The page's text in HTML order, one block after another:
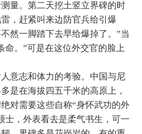
量。第二天挖土竖立界碑的时
，赶紧叫来边防官兵给引爆
然一脚踏下去早给爆掉了。”当
命。”可是在这位外交官的脸上
意志和体力的考验。中国与尼
是在海拔四五千米的高原上，
对需要这些自称“身怀武功的外
士，外表看去是柔气书生，可一